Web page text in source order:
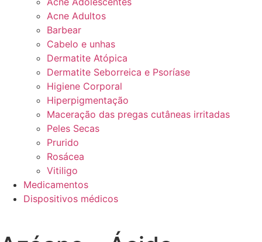
Acne Adultos
Barbear
Cabelo e unhas
Dermatite Atópica
Dermatite Seborreica e Psoríase
Higiene Corporal
Hiperpigmentação
Maceração das pregas cutâneas irritadas
Peles Secas
Prurido
Rosácea
Vitiligo
Medicamentos
Dispositivos médicos